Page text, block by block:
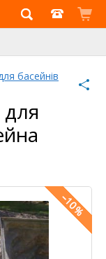
басейнів